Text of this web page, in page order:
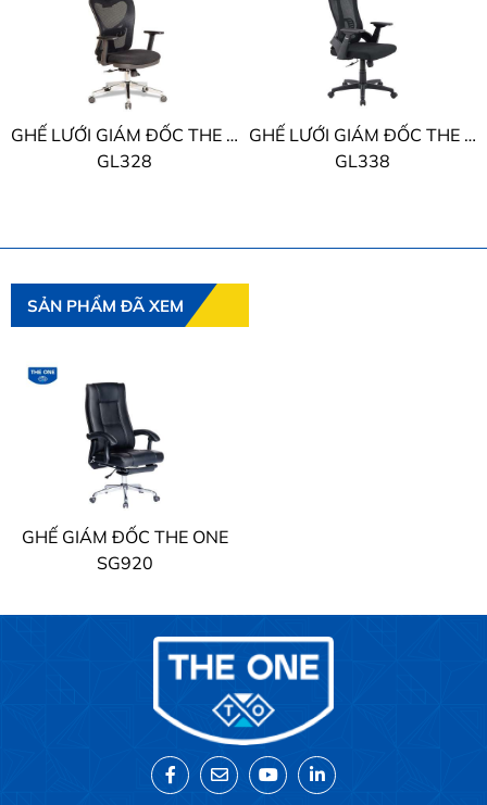
GHẾ LƯỚI GIÁM ĐỐC THE ONE
GL328
GHẾ LƯỚI GIÁM ĐỐC THE ONE
GL338
SẢN PHẨM ĐÃ XEM
GHẾ GIÁM ĐỐC THE ONE
SG920